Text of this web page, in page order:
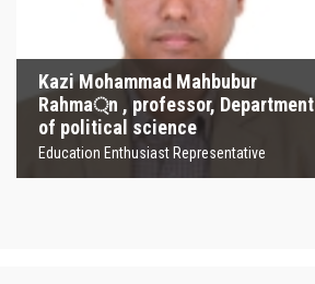
Kazi Mohammad Mahbubur
Rahma্‌n , professor, Department
of political science
Education Enthusiast Representative
professor, Department
of political science
Education Enthusiast Representative